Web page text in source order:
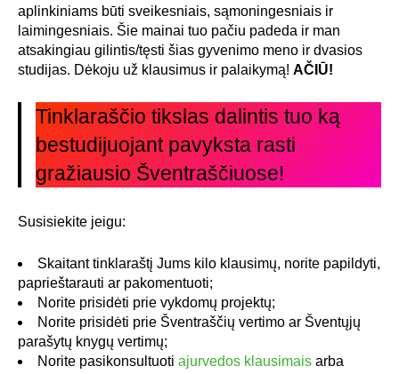
aplinkiniams būti sveikesniais, sąmoningesniais ir
laimingesniais. Šie mainai tuo pačiu padeda ir man
atsakingiau gilintis/tęsti šias gyvenimo meno ir dvasios
studijas. Dėkoju už klausimus ir palaikymą! AČIŪ!
Tinklaraščio tikslas dalintis tuo ką
bestudijuojant pavyksta rasti
gražiausio Šventraščiuose!
Susisiekite jeigu:
Skaitant tinklaraštį Jums kilo klausimų, norite papildyti,
paprieštarauti ar pakomentuoti;
Norite prisidėti prie vykdomų projektų;
Norite prisidėti prie Šventraščių vertimo ar Šventųjų
parašytų knygų vertimų;
Norite pasikonsultuoti ajurvedos klausimais arba